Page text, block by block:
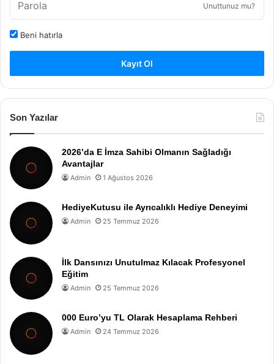
Unuttunuz mu?
Beni hatırla
Kayıt Ol
Son Yazılar
2026’da E İmza Sahibi Olmanın Sağladığı
Avantajlar
Admin 1 Ağustos 2026
HediyeKutusu ile Ayrıcalıklı Hediye Deneyimi
Admin 25 Temmuz 2026
İlk Dansınızı Unutulmaz Kılacak Profesyonel
Eğitim
Admin 25 Temmuz 2026
000 Euro’yu TL Olarak Hesaplama Rehberi
Admin 24 Temmuz 2026